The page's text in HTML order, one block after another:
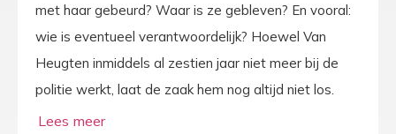
met haar gebeurd? Waar is ze gebleven? En vooral:
wie is eventueel verantwoordelijk? Hoewel Van
Heugten inmiddels al zestien jaar niet meer bij de
politie werkt, laat de zaak hem nog altijd niet los.